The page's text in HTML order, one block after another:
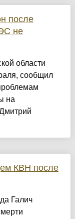
после
не
области
сообщил
на
КВН после
Галич